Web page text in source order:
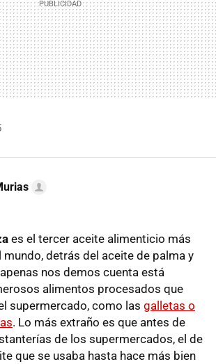
es el tercer aceite alimenticio más
detrás del aceite de palma y
nos demos cuenta está
alimentos procesados que
supermercado, como las galletas o
. Lo más extraño es que antes de
de los supermercados, el de
que se usaba hasta hace más bien